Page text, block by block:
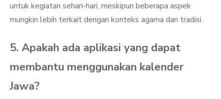
untuk kegiatan sehari-hari, meskipun beberapa aspek
mungkin lebih terkait dengan konteks agama dan tradisi.
5. Apakah ada aplikasi yang dapat
membantu menggunakan kalender
Jawa?